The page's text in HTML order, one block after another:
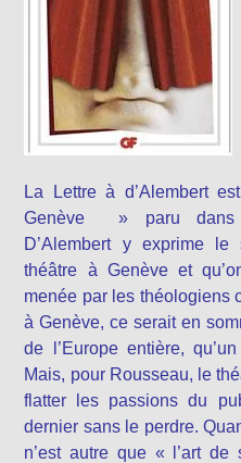
La Lettre à d’Alembert
Genève » paru dans
D’Alembert y exprime le
théâtre à Genève et
menée par les théologiens
à Genève, ce serait en
de l’Europe entière,
Mais, pour Rousseau, le
flatter les passions du
dernier sans le perdre.
n’est autre que « l’art